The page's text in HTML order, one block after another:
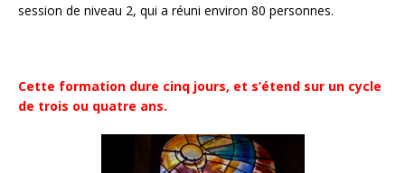
session de niveau 2, qui a réuni environ 80 personnes.
Cette formation dure cinq jours, et s’étend sur un cycle
de trois ou quatre ans.